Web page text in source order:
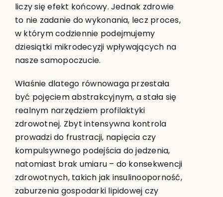
liczy się efekt końcowy. Jednak zdrowie
to nie zadanie do wykonania, lecz proces,
w którym codziennie podejmujemy
dziesiątki mikrodecyzji wpływających na
nasze samopoczucie.
Właśnie dlatego równowaga przestała
być pojęciem abstrakcyjnym, a stała się
realnym narzędziem profilaktyki
zdrowotnej. Zbyt intensywna kontrola
prowadzi do frustracji, napięcia czy
kompulsywnego podejścia do jedzenia,
natomiast brak umiaru – do konsekwencji
zdrowotnych, takich jak insulinooporność,
zaburzenia gospodarki lipidowej czy